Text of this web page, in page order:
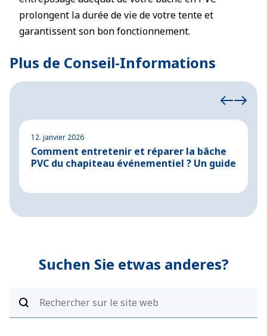
prolongent la durée de vie de votre tente et
garantissent son bon fonctionnement.
Plus de Conseil-Informations
12. janvier 2026
Comment entretenir et réparer la bâche
PVC du chapiteau événementiel ? Un guide
Suchen Sie etwas anderes?